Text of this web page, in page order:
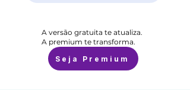
A versão gratuita te atualiza.
A premium te transforma.
Seja Premium